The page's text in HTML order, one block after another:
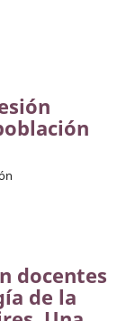
docentes
de la